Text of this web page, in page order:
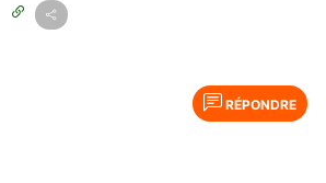
RÉPONDRE